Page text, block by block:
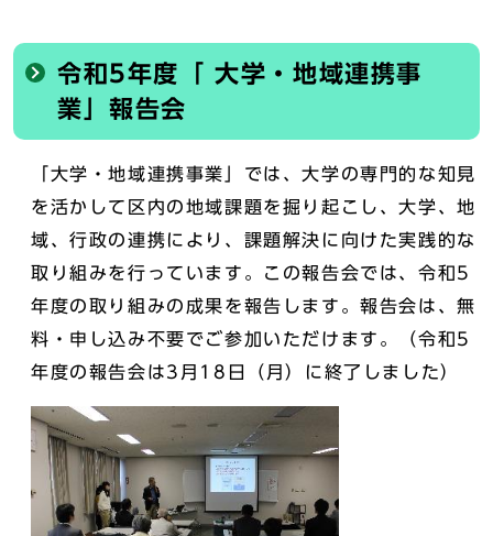
令和5年度「 大学・地域連携事
業」報告会
「大学・地域連携事業」では、大学の専門的な知見
を活かして区内の地域課題を掘り起こし、大学、地
域、行政の連携により、課題解決に向けた実践的な
取り組みを行っています。この報告会では、令和5
年度の取り組みの成果を報告します。報告会は、無
料・申し込み不要でご参加いただけます。（令和5
年度の報告会は3月18日（月）に終了しました）